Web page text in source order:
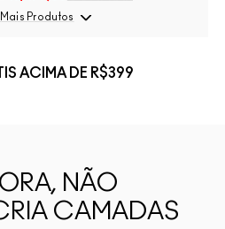
Produtos
ACIMA DE R$399
NÃO
CAMADAS